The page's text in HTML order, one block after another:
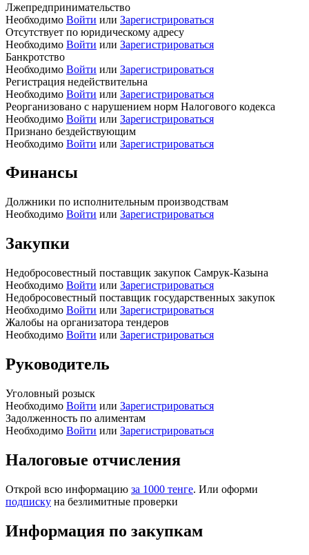
Лжепредпринимательство
Необходимо Войти или Зарегистрироваться
Отсутствует по юридическому адресу
Необходимо Войти или Зарегистрироваться
Банкротство
Необходимо Войти или Зарегистрироваться
Регистрация недействительна
Необходимо Войти или Зарегистрироваться
Реорганизовано с нарушением норм Налогового кодекса
Необходимо Войти или Зарегистрироваться
Признано бездействующим
Необходимо Войти или Зарегистрироваться
Финансы
Должники по исполнительным производствам
Необходимо Войти или Зарегистрироваться
Закупки
Недобросовестный поставщик закупок Самрук-Казына
Необходимо Войти или Зарегистрироваться
Недобросовестный поставщик государственных закупок
Необходимо Войти или Зарегистрироваться
Жалобы на организатора тендеров
Необходимо Войти или Зарегистрироваться
Руководитель
Уголовный розыск
Необходимо Войти или Зарегистрироваться
Задолженность по алиментам
Необходимо Войти или Зарегистрироваться
Налоговые отчисления
Открой всю информацию за 1000 тенге. Или оформи
подписку на безлимитные проверки
Информация по закупкам